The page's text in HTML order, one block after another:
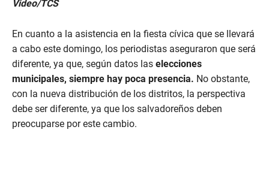
s
c
o
n
s
o
f
3
m
i
n
Video/TCS
En cuanto a la asistencia en la fiesta cívica que se llevará
a cabo este domingo, los periodistas aseguraron que será
diferente, ya que, según datos las elecciones
municipales, siempre hay poca presencia. No obstante,
con la nueva distribución de los distritos, la perspectiva
debe ser diferente, ya que los salvadoreños deben
preocuparse por este cambio.